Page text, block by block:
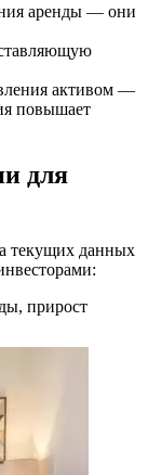
аренды — они
активом —
повышает
для
текущих данных
прирост